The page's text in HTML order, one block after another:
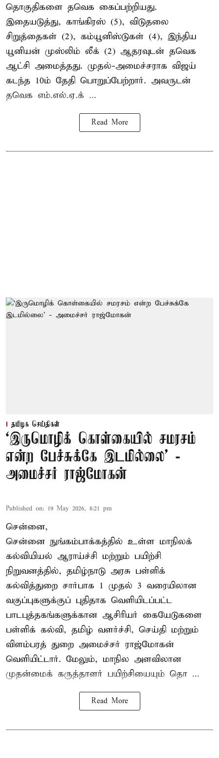
தொகுதிகளை தவெக கைப்பற்றியது.
இதையடுத்து, காங்கிரஸ் (5), விடுதலை
சிறுத்தைகள் (2), கம்யூனிஸ்டுகள் (4), இந்திய
யூனியன் முஸ்லிம் லீக் (2) ஆதரவுடன் தவெக
ஆட்சி அமைத்தது. முதல்-அமைச்சராக விஜய்
கடந்த 10ம் தேதி பொறுப்பேற்றார். அவருடன்
தவெக எம்.எல்.ஏ.க் ...
Read More
தமிழக செய்திகள்
‘இருமொழிக் கொள்கையில் சமரசம்
என்ற பேச்சுக்கே இடமில்லை’ -
அமைச்சர் ராஜ்மோகன்
Published on: 19 May 2026, 8:21 pm
சென்னை,
சென்னை நுங்கம்பாக்கத்தில் உள்ள மாநிலக்
கல்வியியல் ஆராய்ச்சி மற்றும் பயிற்சி
நிறுவனத்தில், தமிழ்நாடு அரசு பள்ளிக்
கல்வித்துறை சார்பாக 1 முதல் 3 வரையிலான
வகுப்புகளுக்குப் புதிதாக வெளியிடப்பட்ட
பாடபுத்தகங்களுக்கான ஆசிரியர் கையேடுகளை
பள்ளிக் கல்வி, தமிழ் வளர்ச்சி, செய்தி மற்றும்
விளம்பரத் துறை அமைச்சர் ராஜ்மோகன்
வெளியிட்டார். மேலும், மாநில அளவிலான
முதன்மைக் கருத்தாளர் பயிற்சியையும் தொ ...
Read More